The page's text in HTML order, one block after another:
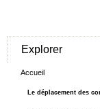
Explorer
Accueil
Le déplacement des